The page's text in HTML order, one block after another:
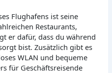
Flughafens ist seine
Restaurants,
er dafür, dass du während
bist. Zusätzlich gibt es
WLAN und bequeme
für Geschäftsreisende